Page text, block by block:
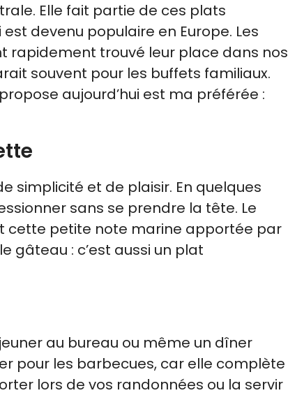
Elle fait partie de ces plats
devenu populaire en Europe. Les
rapidement trouvé leur place dans nos
souvent pour les buffets familiaux.
aujourd’hui est ma préférée :
simplicité et de plaisir. En quelques
sans se prendre la tête. Le
cette petite note marine apportée par
gâteau : c’est aussi un plat
au bureau ou même un dîner
pour les barbecues, car elle complète
lors de vos randonnées ou la servir